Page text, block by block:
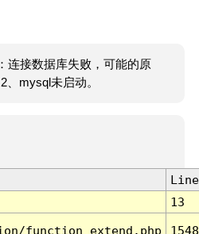
连接数据库失败，可能的原
、mysql未启动。
Line
13
function_extend.php 1548